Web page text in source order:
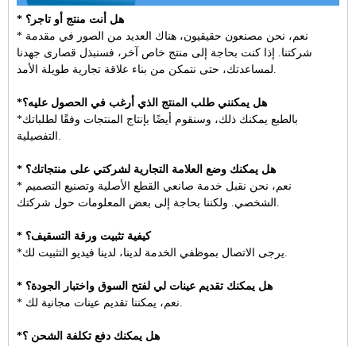
* هل أنت منتج أو تاجر؟
* نعم، نحن مصنعون حقيقيون، هناك العديد من الصور في مقدمة
شركتنا. إذا كنت بحاجة إلى منتج خاص آخر، فسنبذل قصارى جهدنا
لمساعدتك، حتى نتمكن من بناء علاقة تجارية طويلة الأمد.
*هل يمكنني طلب المنتج الذي أرغب في الحصول عليه؟
*بالطبع يمكنك ذلك، وسنقوم أيضًا بإنتاج المنتجات وفقًا لطلباتك
التفصيلية.
* هل يمكنك وضع العلامة التجارية لشركتي على منتجاتك؟
* نعم، نحن نقبل خدمة صانعي القطع الأصلية وتصنيع التصميم
الشخصي. ولكننا بحاجة إلى بعض المعلومات حول شركتك.
* كيفية تثبيت ورقة التسقيف؟
*يرجى الاتصال بموظفي الخدمة لدينا، لدينا فيديو التثبيت لك.
* هل يمكنك تقديم عينات لي لفتح السوق واختبار الجودة؟
* نعم، يمكننا تقديم عينات مجانية لك.
*هل يمكنك دفع تكلفة الشحن ؟